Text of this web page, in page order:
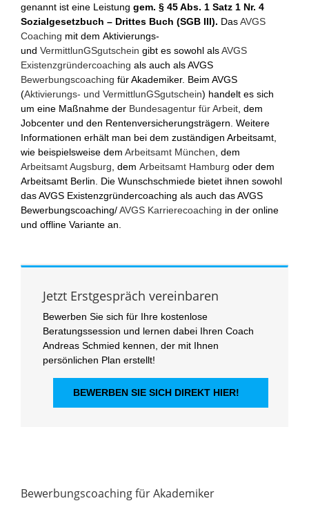
genannt ist eine Leistung gem. § 45 Abs. 1 Satz 1 Nr. 4
Sozialgesetzbuch – Drittes Buch (SGB III). DasAVGS
Coaching mit dem Aktivierungs-
und VermittlunGSgutschein gibt es sowohl alsAVGS
Existenzgründercoaching als auch als AVGS
Bewerbungscoaching für Akademiker. Beim AVGS
(Aktivierungs- und VermittlunGSgutschein) handelt es sich
um eine Maßnahme der Bundesagentur für Arbeit , dem
Jobcenter und den Rentenversicherungsträgern. Weitere
Informationen erhält man bei dem zuständigen Arbeitsamt,
wie beispielsweise dem Arbeitsamt München , dem
Arbeitsamt Augsburg , dem Arbeitsamt Hamburg oder dem
Arbeitsamt Berlin. Die Wunschschmiede bietet ihnen sowohl
das AVGS Existenzgründercoaching als auch das AVGS
Bewerbungscoaching/AVGS Karrierecoaching in der online
und offline Variante an.
Jetzt Erstgespräch vereinbaren
Bewerben Sie sich für Ihre kostenlose
Beratungssession und lernen dabei Ihren Coach
Andreas Schmied kennen, der mit Ihnen
persönlichen Plan erstellt!
BEWERBEN SIE SICH DIREKT HIER!
Bewerbungscoaching für Akademiker